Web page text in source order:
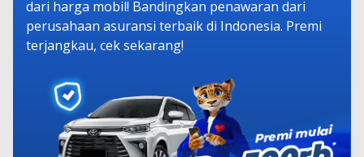
dari harga mobil! Bandingkan penawaran dari
perusahaan asuransi terbaik di Indonesia. Premi
terjangkau, cek sekarang!